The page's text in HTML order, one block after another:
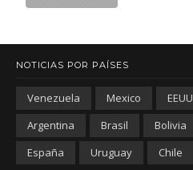
NOTICIAS POR PAÍSES
Venezuela Mexico EEUU
Argentina
Brasil Bolivia
España
Uruguay Chile